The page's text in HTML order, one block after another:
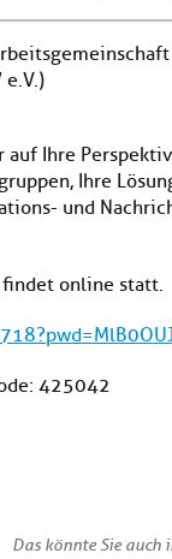
auf Ihre
Ihre
und
online statt.
425042
Das könnte Sie auch